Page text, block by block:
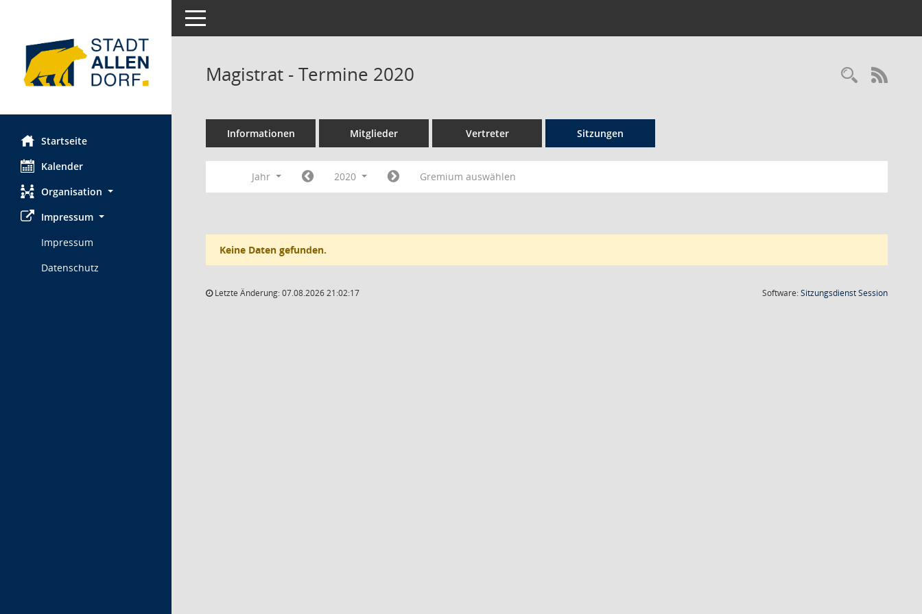
Startseite
Kalender
Organisation
Impressum
Impressum
Datenschutz
Toggle navigation
Magistrat - Termine 2020
Informationen Mitglieder Vertreter Sitzungen
Jahr 2020 Gremium auswählen
Keine Daten gefunden.
Letzte Änderung: 07.08.2026 21:02:17 Software:SitzungsdienstSession(Wird in